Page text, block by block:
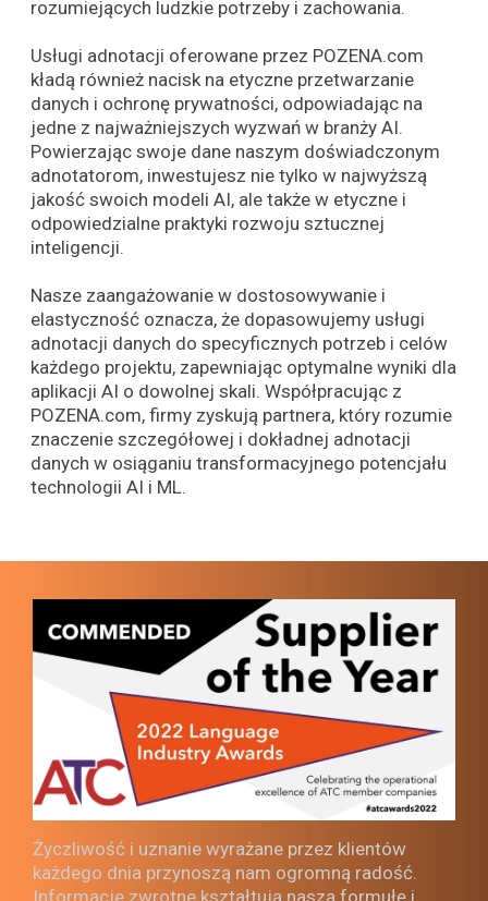
rozumiejących ludzkie potrzeby i zachowania.
Usługi adnotacji oferowane przez POZENA.com
kładą również nacisk na etyczne przetwarzanie
danych i ochronę prywatności, odpowiadając na
jedne z najważniejszych wyzwań w branży AI.
Powierzając swoje dane naszym doświadczonym
adnotatorom, inwestujesz nie tylko w najwyższą
jakość swoich modeli AI, ale także w etyczne i
odpowiedzialne praktyki rozwoju sztucznej
inteligencji.
Nasze zaangażowanie w dostosowywanie i
elastyczność oznacza, że dopasowujemy usługi
adnotacji danych do specyficznych potrzeb i celów
każdego projektu, zapewniając optymalne wyniki dla
aplikacji AI o dowolnej skali. Współpracując z
POZENA.com, firmy zyskują partnera, który rozumie
znaczenie szczegółowej i dokładnej adnotacji
danych w osiąganiu transformacyjnego potencjału
technologii AI i ML.
Życzliwość i uznanie wyrażane przez klientów
każdego dnia przynoszą nam ogromną radość.
Informacje zwrotne kształtują naszą formułę i